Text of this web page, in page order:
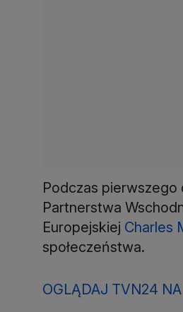
Podczas pierwszego
Partnerstwa
Europejskiej Charles
społeczeństwa.
OGLĄDAJ TVN24